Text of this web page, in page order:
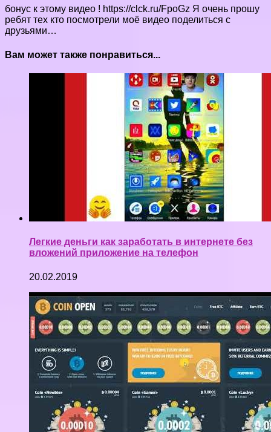
бонус к этому видео ! https://clck.ru/FpoGz Я очень прошу
ребят тех кто посмотрели моё видео поделиться с
друзьями…
Вам может также понравиться...
Легкие деньги как заработать в интернете без
вложений приложение на телефон
20.02.2019